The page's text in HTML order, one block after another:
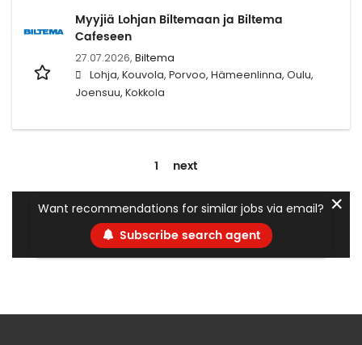
Myyjiä Lohjan Biltemaan ja Biltema
Cafeseen
27.07.2026, Biltema
Lohja, Kouvola, Porvoo, Hämeenlinna, Oulu,
Joensuu, Kokkola
1 next
Want recommendations for similar jobs via email?
Subscribe search agent
✕